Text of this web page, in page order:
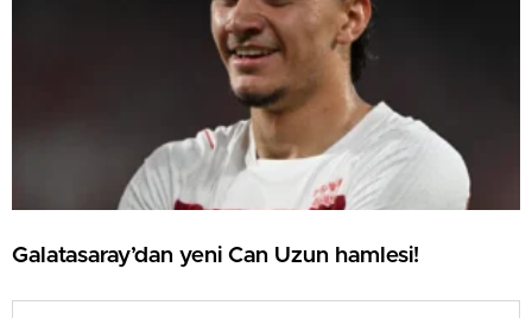
Galatasaray’dan yeni Can Uzun hamlesi!